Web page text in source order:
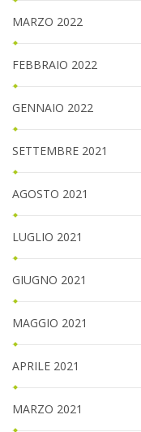
MARZO 2022
FEBBRAIO 2022
GENNAIO 2022
SETTEMBRE 2021
AGOSTO 2021
LUGLIO 2021
GIUGNO 2021
MAGGIO 2021
APRILE 2021
MARZO 2021